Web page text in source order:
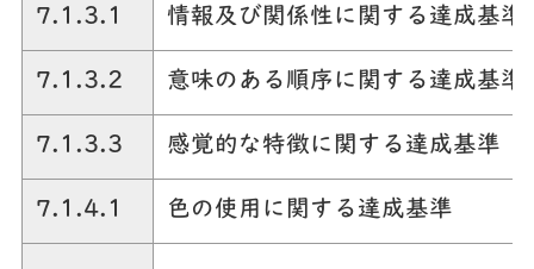
7.1.3.1 情報及び関係性に関する達成基準
7.1.3.2 意味のある順序に関する達成基準
7.1.3.3 感覚的な特徴に関する達成基準
7.1.4.1 色の使用に関する達成基準